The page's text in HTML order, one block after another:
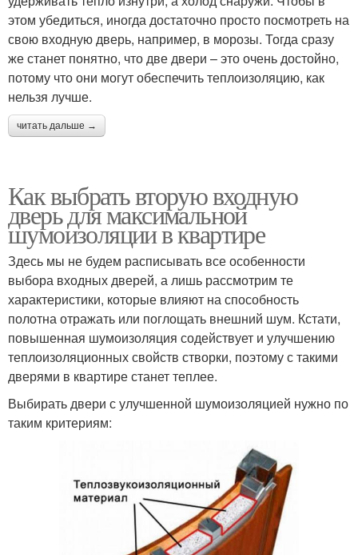
этом убедиться, иногда достаточно просто посмотреть на
свою входную дверь, например, в морозы. Тогда сразу
же станет понятно, что две двери – это очень достойно,
потому что они могут обеспечить теплоизоляцию, как
нельзя лучше.
читать дальше →
Как выбрать вторую входную
дверь для максимальной
шумоизоляции в квартире
Здесь мы не будем расписывать все особенности
выбора входных дверей, а лишь рассмотрим те
характеристики, которые влияют на способность
полотна отражать или поглощать внешний шум. Кстати,
повышенная шумоизоляция содействует и улучшению
теплоизоляционных свойств створки, поэтому с такими
дверями в квартире станет теплее.
Выбирать двери с улучшенной шумоизоляцией нужно по
таким критериям: